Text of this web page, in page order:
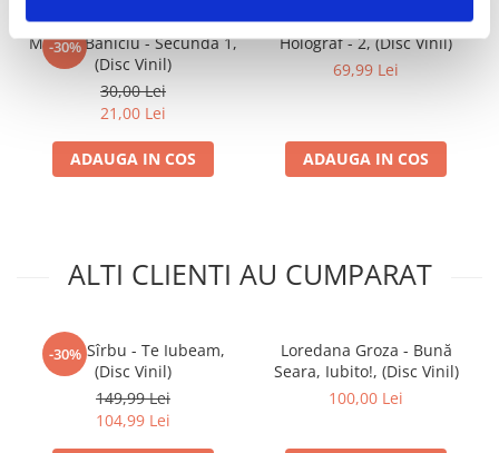
-30%
Mircea Baniciu - Secunda 1,
(Disc Vinil)
30,00 Lei
21,00 Lei
ADAUGA IN COS
Holograf - 2, (Disc Vinil)
69,99 Lei
ADAUGA IN COS
ALTI CLIENTI AU CUMPARAT
-30%
Oana Sîrbu - Te Iubeam,
(Disc Vinil)
149,99 Lei
104,99 Lei
Loredana Groza - Bună
Seara, Iubito!, (Disc Vinil)
100,00 Lei